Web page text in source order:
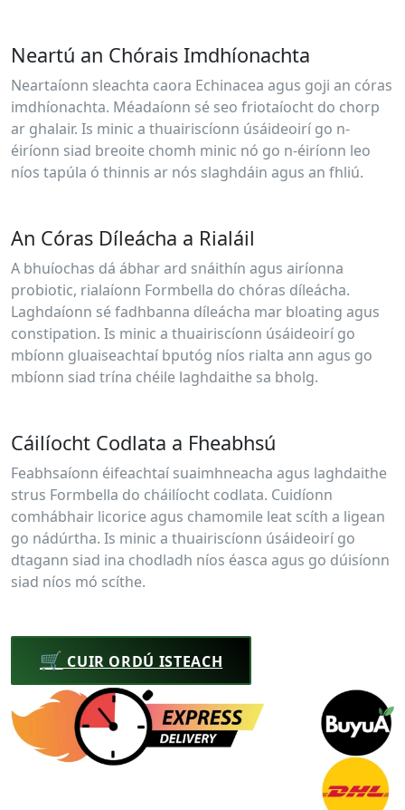
Neartú an Chórais Imdhíonachta
Neartaíonn sleachta caora Echinacea agus goji an córas
imdhíonachta. Méadaíonn sé seo friotaíocht do chorp
ar ghalair. Is minic a thuairiscíonn úsáideoirí go n-
éiríonn siad breoite chomh minic nó go n-éiríonn leo
níos tapúla ó thinnis ar nós slaghdáin agus an fhliú.
An Córas Díleácha a Rialáil
A bhuíochas dá ábhar ard snáithín agus airíonna
probiotic, rialaíonn Formbella do chóras díleácha.
Laghdaíonn sé fadhbanna díleácha mar bloating agus
constipation. Is minic a thuairiscíonn úsáideoirí go
mbíonn gluaiseachtaí bputóg níos rialta ann agus go
mbíonn siad trína chéile laghdaithe sa bholg.
Cáilíocht Codlata a Fheabhsú
Feabhsaíonn éifeachtaí suaimhneacha agus laghdaithe
strus Formbella do cháilíocht codlata. Cuidíonn
comhábhair licorice agus chamomile leat scíth a ligean
go nádúrtha. Is minic a thuairiscíonn úsáideoirí go
dtagann siad ina chodladh níos éasca agus go dúisíonn
siad níos mó scíthe.
🛒 CUIR ORDÚ ISTEACH